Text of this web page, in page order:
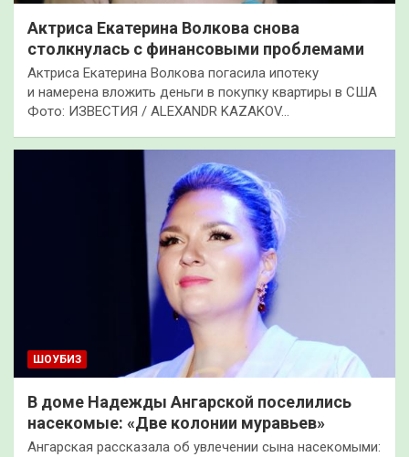
Актриса Екатерина Волкова снова
столкнулась с финансовыми проблемами
Актриса Екатерина Волкова погасила ипотеку
и намерена вложить деньги в покупку квартиры в США
Фото: ИЗВЕСТИЯ / ALEXANDR KAZAKOV…
ШОУБИЗ
В доме Надежды Ангарской поселились
насекомые: «Две колонии муравьев»
Ангарская рассказала об увлечении сына насекомыми: